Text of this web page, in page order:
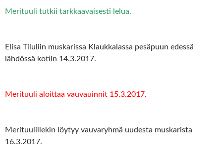
Merituuli tutkii tarkkaavaisesti lelua.
Elisa Tiluliin muskarissa Klaukkalassa pesäpuun edessä
lähdössä kotiin 14.3.2017.
Merituuli aloittaa vauvauinnit 15.3.2017.
Merituulillekin löytyy vauvaryhmä uudesta muskarista
16.3.2017.